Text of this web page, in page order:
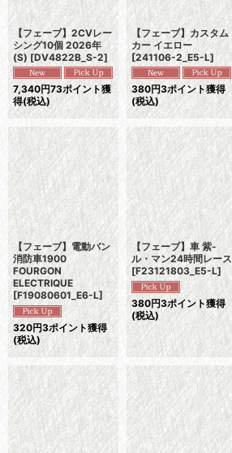
【フェーブ】2CVレー
シング10個 2026年
(S)[DV4822B_S-2]
7,340円73ポイント獲
得(税込)
【フェーブ】カスタム
カー イエロー
[241106-2_E5-L]
380円3ポイント獲得
(税込)
【フェーブ】電動バン
消防車1900
FOURGON
ELECTRIQUE
[F19080601_E6-L]
320円3ポイント獲得
(税込)
【フェーブ】車 紫-
ル・マン24時間レース
[F23121803_E5-L]
380円3ポイント獲得
(税込)